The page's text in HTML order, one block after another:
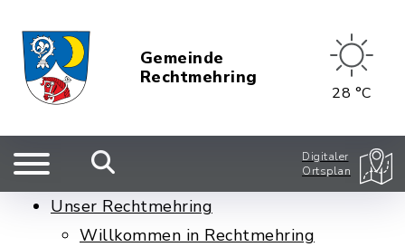
Gemeinde
Rechtmehring
28 °C
Digitaler
Ortsplan
Unser Rechtmehring
Willkommen in Rechtmehring